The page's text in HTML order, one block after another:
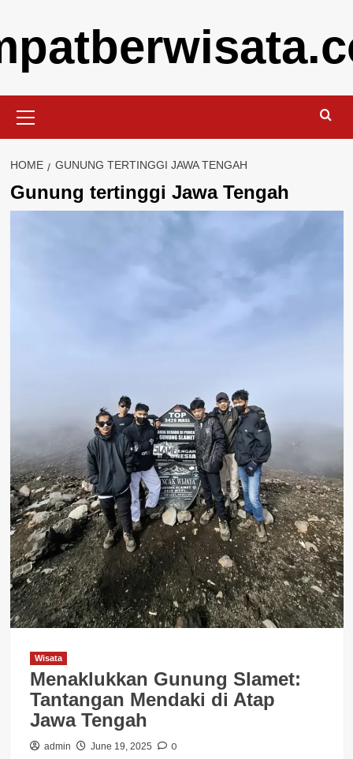
content
Menu
HOME GUNUNG TERTINGGI JAWA TENGAH
Gunung tertinggi Jawa Tengah
Wisata
Menaklukkan Gunung Slamet:
Tantangan Mendaki di Atap
Jawa Tengah
admin June 19, 2025 0